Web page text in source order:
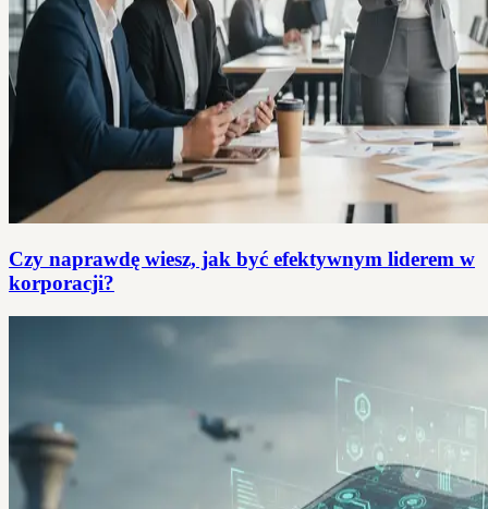
Czy naprawdę wiesz, jak być efektywnym liderem w
korporacji?